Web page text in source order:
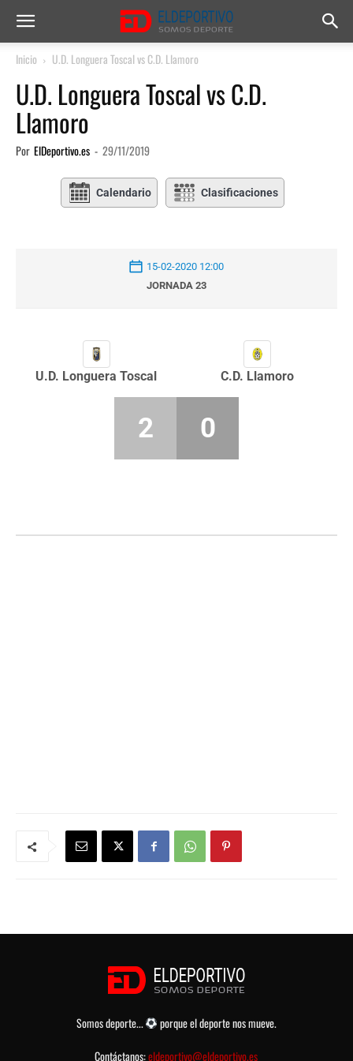
Inicio U.D. Longuera Toscal vs C.D. Llamoro
U.D. Longuera Toscal vs C.D.
Llamoro
Por ElDeportivo.es - 29/11/2019
Calendario Clasificaciones
15-02-2020 12:00
JORNADA 23
U.D. Longuera Toscal C.D. Llamoro
2 0
Somos deporte...
porque el deporte nos mueve.
Contáctanos:eldeportivo@eldeportivo.es